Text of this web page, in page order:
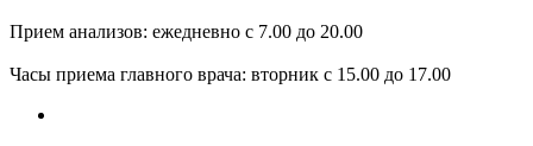
Прием анализов: ежедневно с 7.00 до 20.00
Часы приема главного врача: вторник с 15.00 до 17.00